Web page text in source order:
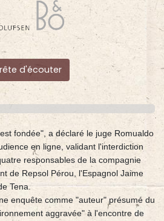
d'écouter
fondée", a déclaré le juge Romualdo
en ligne, validant l'interdiction
responsables de la compagnie
de Repsol Pérou, l'Espagnol Jaime
Tena.
enquête comme "auteur" présumé du
aggravée" à l'encontre de